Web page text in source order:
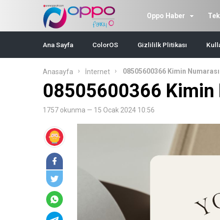
Oppo Haber
Ana Sayfa ColorOS Gizlililk Plitikası
Anasayfa İnternet 08505600366 Kimin
08505600366 Kimin
1757 okunma — 15 Ocak 2024 10:56